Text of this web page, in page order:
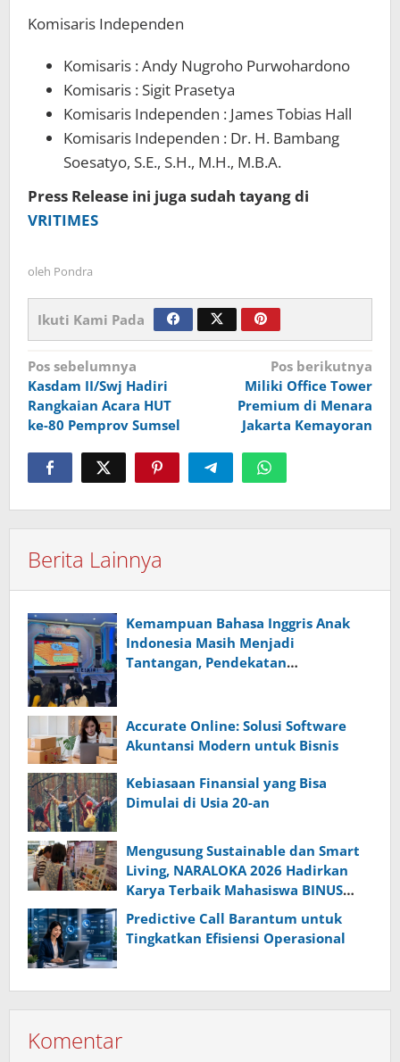
Komisaris Independen
Komisaris : Andy Nugroho Purwohardono
Komisaris : Sigit Prasetya
Komisaris Independen : James Tobias Hall
Komisaris Independen : Dr. H. Bambang
Soesatyo, S.E., S.H., M.H., M.B.A.
Press Release ini juga sudah tayang di
VRITIMES
oleh Pondra
Ikuti Kami Pada
Navigasi
pos
Pos sebelumnya
Kasdam II/Swj Hadiri
Rangkaian Acara HUT
ke-80 Pemprov Sumsel
Pos berikutnya
Miliki Office Tower
Premium di Menara
Jakarta Kemayoran
Berita Lainnya
Kemampuan Bahasa Inggris Anak
Indonesia Masih Menjadi
Tantangan, Pendekatan
Accurate Online: Solusi Software
Akuntansi Modern untuk Bisnis
Kebiasaan Finansial yang Bisa
Dimulai di Usia 20-an
Mengusung Sustainable dan Smart
Living, NARALOKA 2026 Hadirkan
Karya Terbaik Mahasiswa BINUS
@Malang
Predictive Call Barantum untuk
Tingkatkan Efisiensi Operasional
Komentar